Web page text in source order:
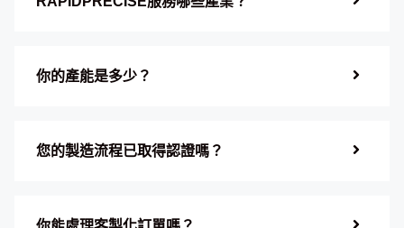
你的產能是多少？
您的製造流程已取得認證嗎？